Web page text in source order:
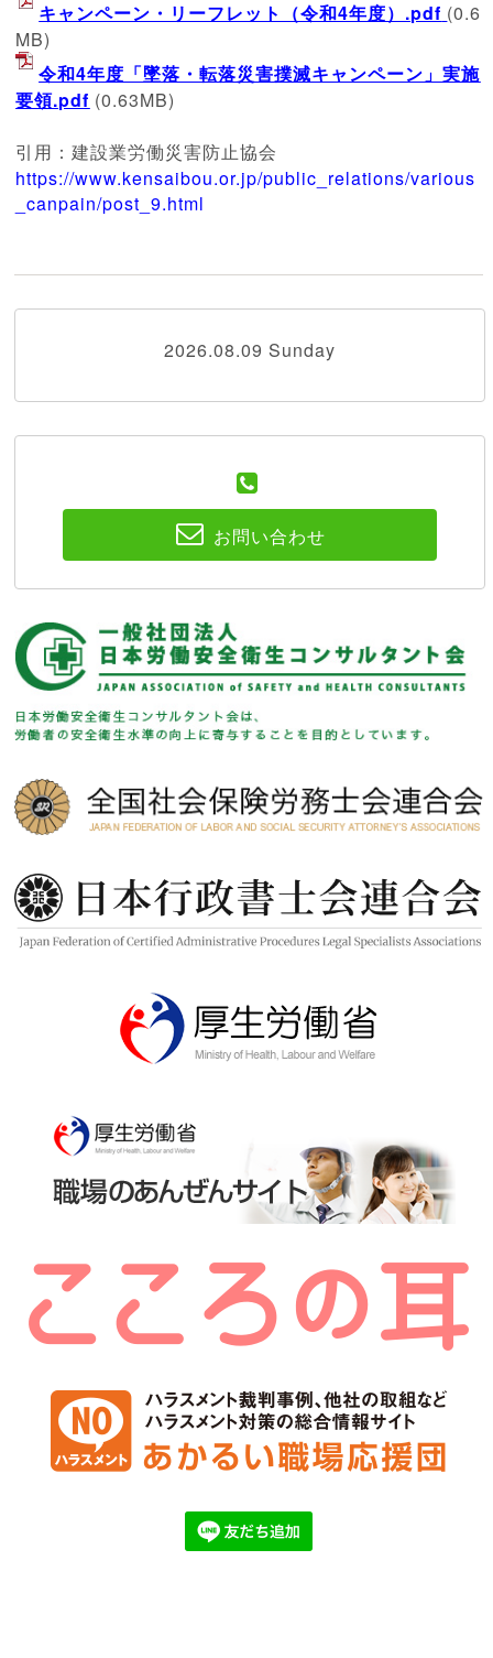
キャンペーン・リーフレット（令和4年度）.pdf (0.6
MB)
令和4年度「墜落・転落災害撲滅キャンペーン」実施
要領.pdf (0.63MB)
引用：建設業労働災害防止協会
https://www.kensaibou.or.jp/public_relations/various
_canpain/post_9.html
2026.08.09 Sunday
お問い合わせ